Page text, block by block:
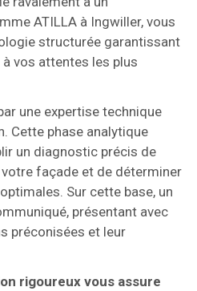
ATILLA à Ingwiller, vous
structurée garantissant
vos attentes les plus
une expertise technique
Cette phase analytique
un diagnostic précis de
façade et de déterminer
Sur cette base, un
présentant avec
préconisées et leur
rigoureux vous assure